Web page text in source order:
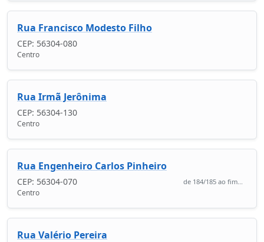
Rua Francisco Modesto Filho
CEP: 56304-080
Centro
Rua Irmã Jerônima
CEP: 56304-130
Centro
Rua Engenheiro Carlos Pinheiro
CEP: 56304-070 de 184/185 ao fim...
Centro
Rua Valério Pereira